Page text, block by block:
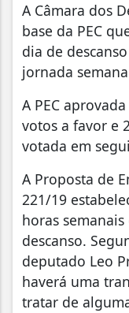
A Câmara dos
base da PEC
dia de
jornada
A PEC
votos a favor e
votada em
A Proposta de
221/19
horas
descanso.
deputado Leo
haverá uma
tratar de